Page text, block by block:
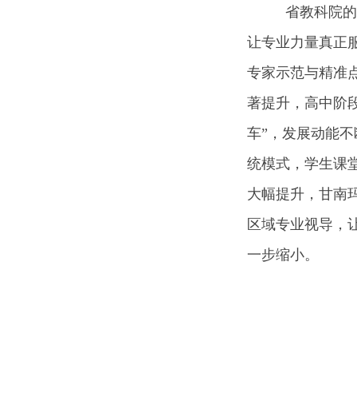
省教科院的
让专业力量真正
专家示范与精准
著提升，高中阶
车”，发展动能
统模式，学生课
大幅提升，甘南
区域专业视导，
一步缩小。